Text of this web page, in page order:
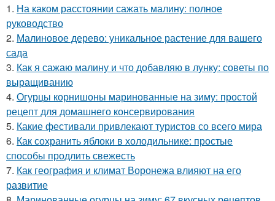
1. На каком расстоянии сажать малину: полное
руководство
2. Малиновое дерево: уникальное растение для вашего
сада
3. Как я сажаю малину и что добавляю в лунку: советы по
выращиванию
4. Огурцы корнишоны маринованные на зиму: простой
рецепт для домашнего консервирования
5. Какие фестивали привлекают туристов со всего мира
6. Как сохранить яблоки в холодильнике: простые
способы продлить свежесть
7. Как география и климат Воронежа влияют на его
развитие